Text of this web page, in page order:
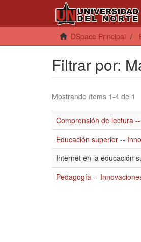
DSpace Principal
Filtrar por:
Mostrando ítems 1-4 de 1
Comprensión de lectura
Educación superior --
Internet en la educación
Pedagogía --